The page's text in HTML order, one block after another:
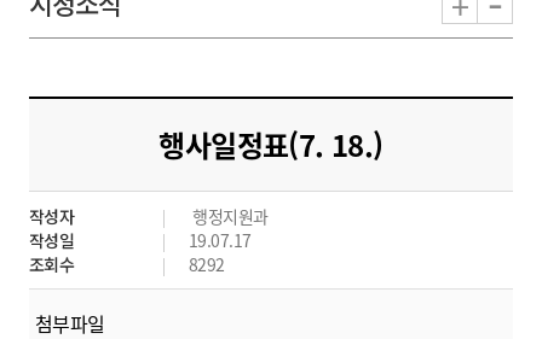
도
시
군
산
열
행사일정표(7. 18.)
작성자
행정지원과
작성일
19.07.17
조회수
8292
첨부파일